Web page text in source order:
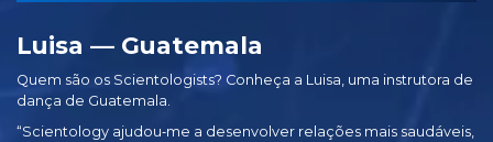
Luisa — Guatemala
Quem são os Scientologists? Conheça a Luisa, uma instrutora de
dança de Guatemala.
“Scientology ajudou‑me a desenvolver relações mais saudáveis,